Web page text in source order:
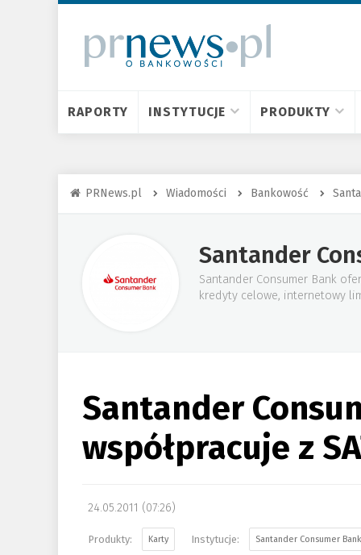
RAPORTY INSTYTUCJE PRODUKTY
PRNews.pl Wiadomości Bankowość
Santander
Santander Consumer Bank
kredyty celowe, internetowy
Santander
współpracuje z
24.05.2011 (07:26)
Karty Santander Consumer Bank